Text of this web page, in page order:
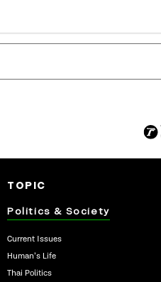
TOPIC
Politics & Society
Current Issues
Human’s Life
Thai Politics